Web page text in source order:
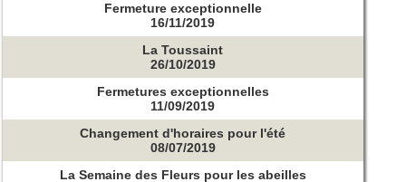
Fermeture exceptionnelle
16/11/2019
La Toussaint
26/10/2019
Fermetures exceptionnelles
11/09/2019
Changement d'horaires pour l'été
08/07/2019
La Semaine des Fleurs pour les abeilles